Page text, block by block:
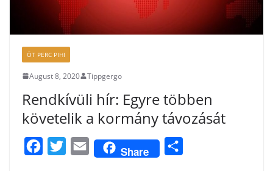
ÖT PERC PIHI
August 8, 2020 Tippgergo
Rendkívüli hír: Egyre többen
követelik a kormány távozását
E
Share